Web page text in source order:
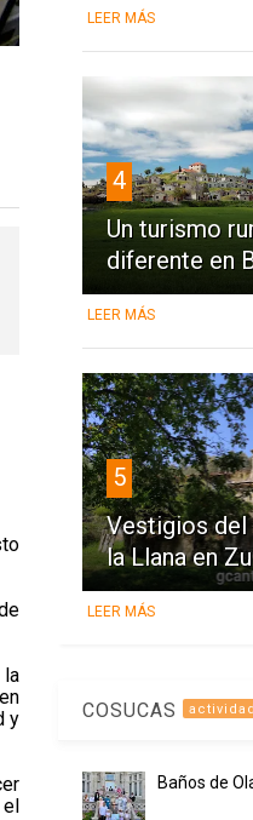
y
el
LEER MÁS
4
Un turismo
diferente en
LEER MÁS
5
Vestigios del
la Llana en
LEER MÁS
COSUCAS
Baños de